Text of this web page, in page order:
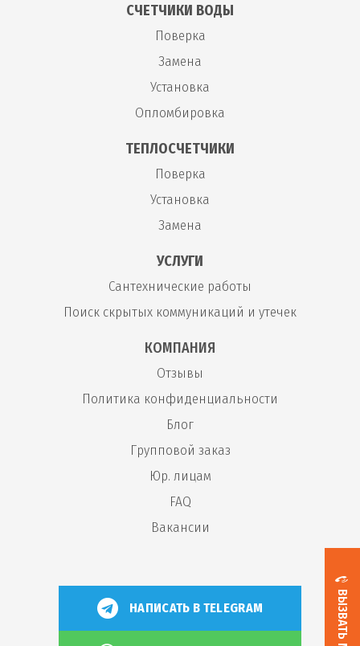
СЧЕТЧИКИ ВОДЫ
Поверка
Замена
Установка
Опломбировка
ТЕПЛОСЧЕТЧИКИ
Поверка
Установка
Замена
УСЛУГИ
Сантехнические работы
Поиск скрытых коммуникаций и утечек
КОМПАНИЯ
Отзывы
Политика конфиденциальности
Блог
Групповой заказ
Юр. лицам
FAQ
Вакансии
НАПИСАТЬ В TELEGRAM